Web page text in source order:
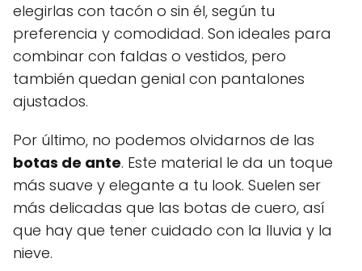
elegirlas con tacón o sin él, según tu
preferencia y comodidad. Son ideales para
combinar con faldas o vestidos, pero
también quedan genial con pantalones
ajustados.
Por último, no podemos olvidarnos de las
botas de ante. Este material le da un toque
más suave y elegante a tu look. Suelen ser
más delicadas que las botas de cuero, así
que hay que tener cuidado con la lluvia y la
nieve.